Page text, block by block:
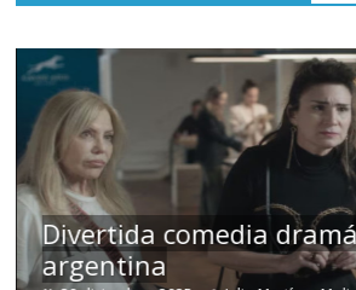
Divertida comedia
argentina